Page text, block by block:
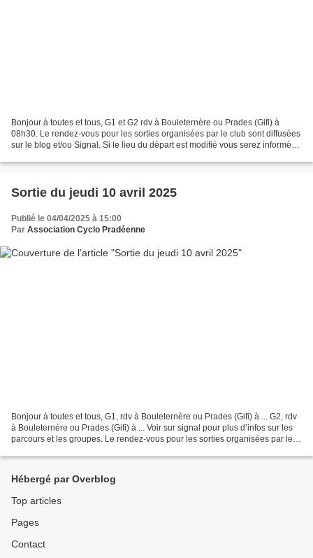
Bonjour à toutes et tous, G1 et G2 rdv à Bouleternère ou Prades (Gifi) à
08h30. Le rendez-vous pour les sorties organisées par le club sont diffusées
sur le blog et/ou Signal. Si le lieu du départ est modifié vous serez informés
Sortie du jeudi 10 avril 2025
Publié le 04/04/2025 à 15:00
Par Association Cyclo Pradéenne
Bonjour à toutes et tous, G1, rdv à Bouleternère ou Prades (Gifi) à ... G2, rdv
à Bouleternère ou Prades (Gifi) à ... Voir sur signal pour plus d’infos sur les
parcours et les groupes. Le rendez-vous pour les sorties organisées par le
Hébergé par Overblog
Top articles
Pages
Contact